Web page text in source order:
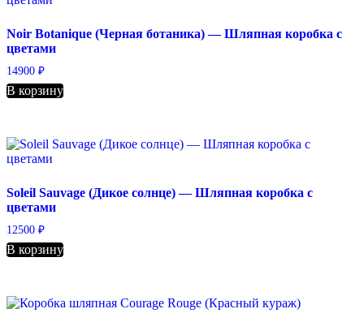
Noir Botanique (Черная ботаника) — Шляпная коробка с
цветами
14900 ₽
В корзину
Soleil Sauvage (Дикое солнце) — Шляпная коробка с
цветами
12500 ₽
В корзину